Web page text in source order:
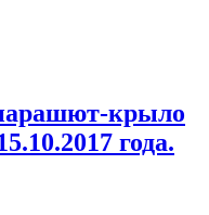
крыло
года.